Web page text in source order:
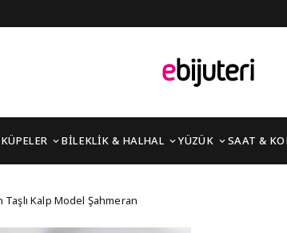
KÜPELER BİLEKLİK & HALHAL YÜZÜK SAAT &
Taşlı Kalp
Kalp Model Şahmeran